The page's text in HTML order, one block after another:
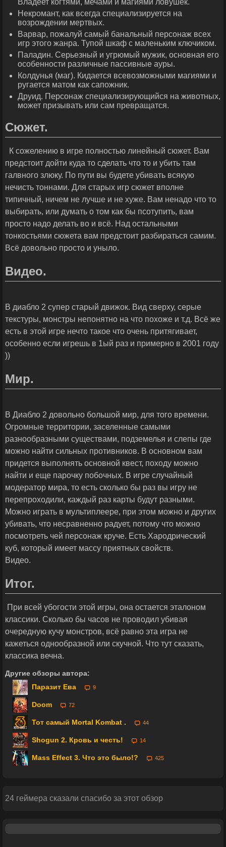
Владеет когтями, мечами и магиями ловушек.
Некромант, как всегда специализируется на
возрождении мертвых.
Варвар, пожалуй самый банальный персонаж всех
игр этого жанра. Тупой шкаф с маленьким ключиком.
Паладин. Серьезный и угрюмый мужик, основная его
особенности различные пассивные ауры.
Колдунья (маг). Кидается всевозможными магиями и
ругается матом как сапожник.
Друид. Персонаж специализирующийся на животных,
может призывать или сам превращатся.
Сюжет.
К сожелению в игре полностью линейный сюжет. Вам
предстоит дойти куда то сделать что то и убить там
галвного злюку. По пути вы будете убивать всякую
нечисть тоннами. Для старых игр сюжет вполне
типичный, ничем не лучше и не хуже. Вам ненадо что то
выбирать, или думать о том как бы псотупить, вам
просто надо делать во и всё. Над остальными
тонкостьями сюжета вам предстоит разбираться самим.
Всё довольно просто и уныло.
Видео.
В диабло 2 супер старый движок. Вид сверху, серые
текстуры, монстры непонятно на что похоже и т.д. Всё же
есть в этой игре нечто такое что очень притягивает,
особенно если игрешь в 1ый раз и примерно в 2001 году
))
Мир.
В Диабло 2 довольно большой мир, для того времени.
Огромные территории, заселенные самыми
разнообразными существами, подземелья и слепы где
можно найти сильных противников. В основном вам
придется выполнять основной квест, походу можно
найти и еще парочку побочных. В игре случайный
модератор мира, то есть сколько бы раз вы игру не
перепроходили, каждый раз карты будут разными.
Можно играть в мультиплеере, при этом можно и других
убивать, что несравненно радует, потому что можно
посмотреть чей персонаж круче. Есть Хародрический
куб, который имеет массу приятных свойств.
Видео.
Итог.
При всей убогости этой игры, она остается эталоном
классики. Сколько бы часов не проводил убивая
очередную кучу монстров, всё равно эта игра не
кажеться однообразной или скучной. Что тут сказать,
классика вечна.
Другие обзоры автора:
Паразит Ева
9
Doom 72
Тот самый Mortal Kombat . 44
Shogun 2. Кровь и честь! 14
Mass Effect 3. Что это было!? 425
24 геймера сказали спасибо за этот обзор